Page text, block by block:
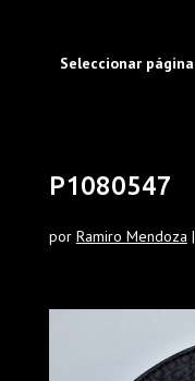
Seleccionar página
P1080547
por Ramiro Mendoza |